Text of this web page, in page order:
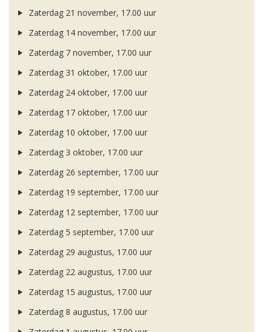
Zaterdag 21 november, 17.00 uur
Zaterdag 14 november, 17.00 uur
Zaterdag 7 november, 17.00 uur
Zaterdag 31 oktober, 17.00 uur
Zaterdag 24 oktober, 17.00 uur
Zaterdag 17 oktober, 17.00 uur
Zaterdag 10 oktober, 17.00 uur
Zaterdag 3 oktober, 17.00 uur
Zaterdag 26 september, 17.00 uur
Zaterdag 19 september, 17.00 uur
Zaterdag 12 september, 17.00 uur
Zaterdag 5 september, 17.00 uur
Zaterdag 29 augustus, 17.00 uur
Zaterdag 22 augustus, 17.00 uur
Zaterdag 15 augustus, 17.00 uur
Zaterdag 8 augustus, 17.00 uur